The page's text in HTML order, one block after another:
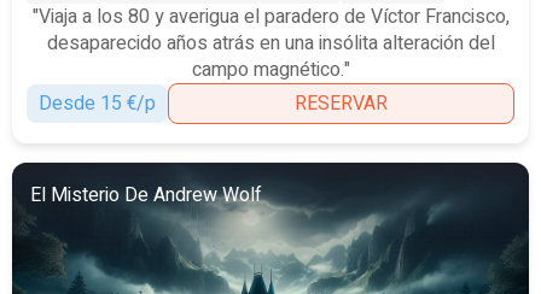
"Viaja a los 80 y averigua el paradero de Víctor Francisco,
desaparecido años atrás en una insólita alteración del
campo magnético."
Desde 15 €/p
RESERVAR
El Misterio De Andrew Wolf